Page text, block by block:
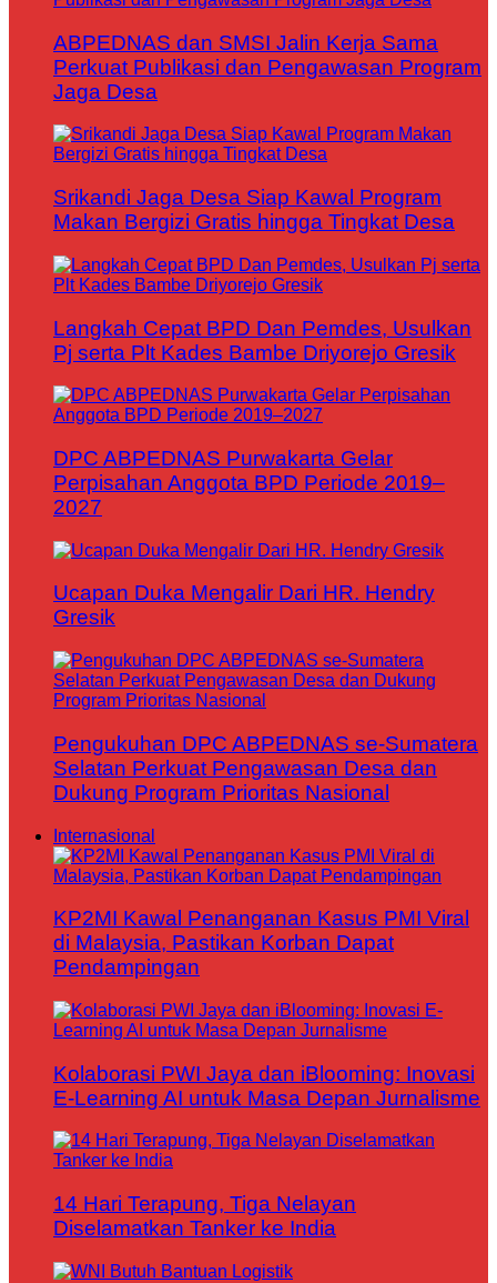
ABPEDNAS dan SMSI Jalin Kerja Sama
Perkuat Publikasi dan Pengawasan Program
Jaga Desa
Srikandi Jaga Desa Siap Kawal Program
Makan Bergizi Gratis hingga Tingkat Desa
Langkah Cepat BPD Dan Pemdes, Usulkan
Pj serta Plt Kades Bambe Driyorejo Gresik
DPC ABPEDNAS Purwakarta Gelar
Perpisahan Anggota BPD Periode 2019–
2027
Ucapan Duka Mengalir Dari HR. Hendry
Gresik
Pengukuhan DPC ABPEDNAS se-Sumatera
Selatan Perkuat Pengawasan Desa dan
Dukung Program Prioritas Nasional
Internasional
KP2MI Kawal Penanganan Kasus PMI Viral
di Malaysia, Pastikan Korban Dapat
Pendampingan
Kolaborasi PWI Jaya dan iBlooming: Inovasi
E-Learning AI untuk Masa Depan Jurnalisme
14 Hari Terapung, Tiga Nelayan
Diselamatkan Tanker ke India